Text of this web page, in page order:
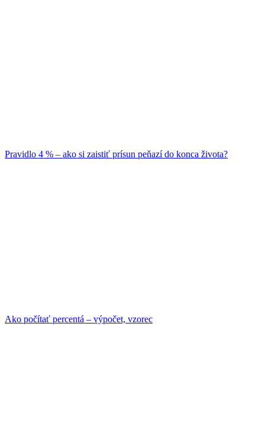
Pravidlo 4 % – ako si zaistiť prísun peňazí do konca života?
Ako počítať percentá – výpočet, vzorec